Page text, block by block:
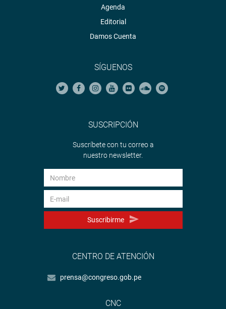
Agenda
Editorial
Damos Cuenta
SÍGUENOS
SUSCRIPCIÓN
Suscríbete con tu correo a
nuestro newsletter.
Suscribirme
CENTRO DE ATENCIÓN
prensa@congreso.gob.pe
CNC